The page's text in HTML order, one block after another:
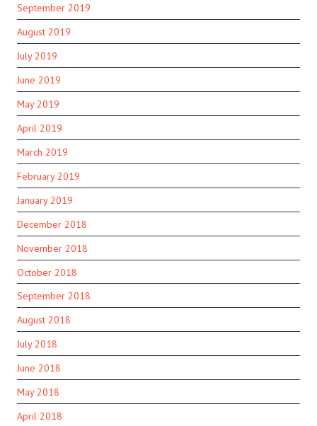
September 2019
August 2019
July 2019
June 2019
May 2019
April 2019
March 2019
February 2019
January 2019
December 2018
November 2018
October 2018
September 2018
August 2018
July 2018
June 2018
May 2018
April 2018